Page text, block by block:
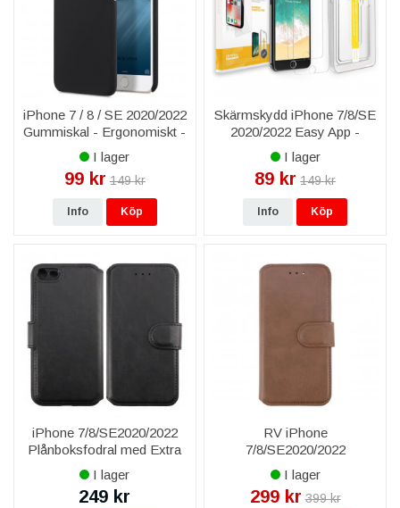
iPhone 7 / 8 / SE 2020/2022
Gummiskal - Ergonomiskt -
Svart
I lager
99 kr 149 kr
Info Köp
Skärmskydd iPhone 7/8/SE
2020/2022 Easy App -
Premium - Transparent
I lager
89 kr 149 kr
Info Köp
iPhone 7/8/SE2020/2022
Plånboksfodral med Extra
Kortfack - Svart
I lager
249 kr
RV iPhone
7/8/SE2020/2022
Plånboksfodral i Äkta Läder
- Brun
I lager
299 kr 399 kr